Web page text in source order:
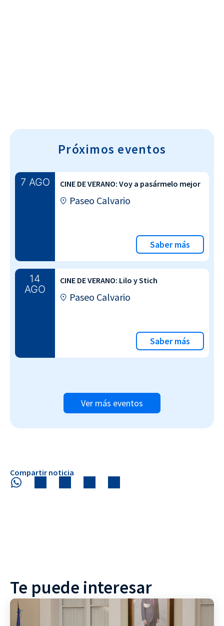
Próximos eventos
7 AGO CINE DE VERANO: Voy a pasármelo mejor
Paseo Calvario
Saber más
14
AGO
CINE DE VERANO: Lilo y Stich
Paseo Calvario
Saber más
Ver más eventos
Compartir noticia
Te puede interesar